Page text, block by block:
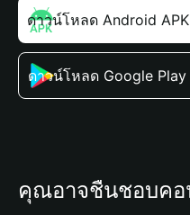
ดาวน์โหลด Android APK
ดาวน์โหลด Google Play
คุณอาจชื่นชอบคอ